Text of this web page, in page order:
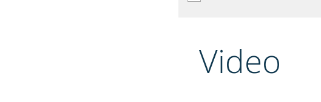
Video